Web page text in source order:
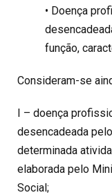
• Doença
função,
Consideram-se
I – doença
desencadeada
determinada
elaborada pelo
Social;